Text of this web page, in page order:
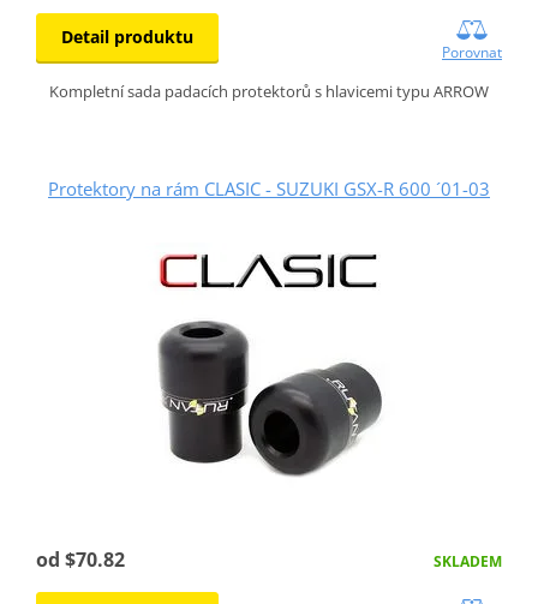
Detail produktu
Porovnat
Kompletní sada padacích protektorů s hlavicemi typu ARROW
Protektory na rám CLASIC - SUZUKI GSX-R 600 ´01-03
od $70.82 SKLADEM